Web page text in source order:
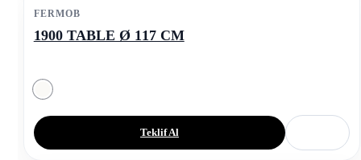
FERMOB
1900 TABLE Ø 117 CM
Teklif Al